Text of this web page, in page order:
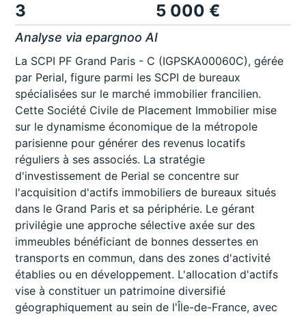
3 5 000 €
Analyse via epargnoo AI
La SCPI PF Grand Paris - C (IGPSKA00060C), gérée
par Perial, figure parmi les SCPI de bureaux
spécialisées sur le marché immobilier francilien.
Cette Société Civile de Placement Immobilier mise
sur le dynamisme économique de la métropole
parisienne pour générer des revenus locatifs
réguliers à ses associés. La stratégie
d'investissement de Perial se concentre sur
l'acquisition d'actifs immobiliers de bureaux situés
dans le Grand Paris et sa périphérie. Le gérant
privilégie une approche sélective axée sur des
immeubles bénéficiant de bonnes dessertes en
transports en commun, dans des zones d'activité
établies ou en développement. L'allocation d'actifs
vise à constituer un patrimoine diversifié
géographiquement au sein de l'Île-de-France, avec